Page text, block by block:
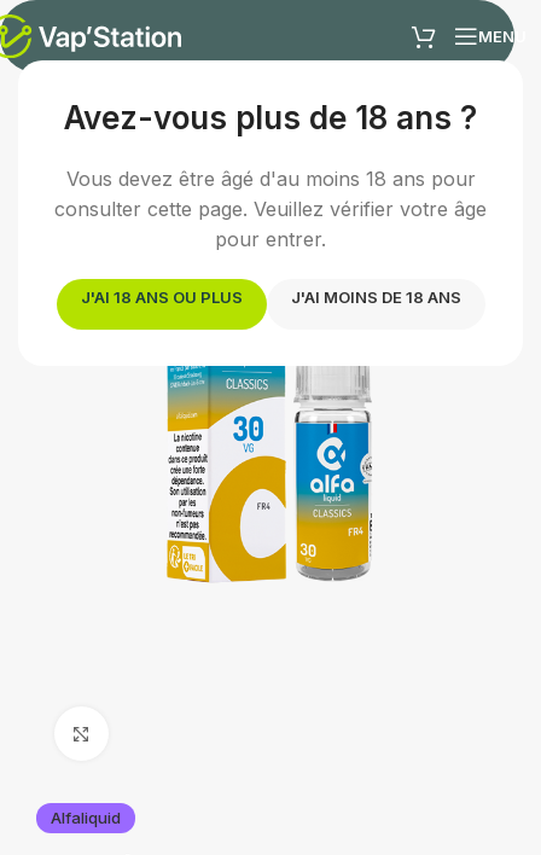
Avez-vous plus de 18 ans ?
Vous devez être âgé d'au moins 18 ans pour
consulter cette page. Veuillez vérifier votre âge
pour entrer.
J'AI 18 ANS OU PLUS J'AI MOINS DE 18 ANS
MENU
Accueil /E-liquides/E-liquide classic
Alfaliquid